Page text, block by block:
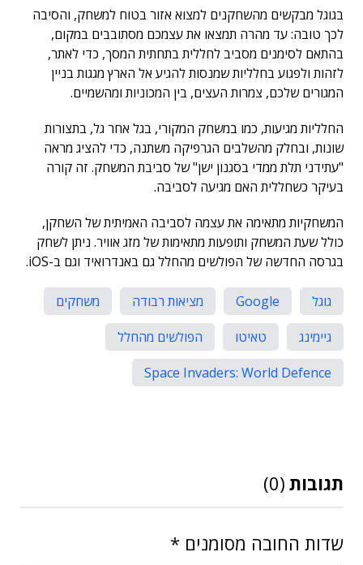
בגוגל מבקשים מהשחקנים למצוא אזור בטוח למשחק, והסיבה
לכך טובה: עד מהרה תמצאו את עצמכם מסתובבים במקום,
בהתאם לסימנים מסביב לחללית בתחתית המסך, כדי לאתר,
לזהות ולפגוע בחלליות שמנסות להגיע אל הארץ מגגות בניין
המגורים שלכם, צמרות העצים, בין המכוניות ומהשמיים.
החלליות מגיעות, כמו במשחק המקורי, בגל אחר גל, בתצורות
שונות, ובחלק מהשלבים הגרפיקה משתנה, כדי להציג מראה
"עתידני תלת ממדי בסגנון ישן" של סביבת המשחק. זה קורה
בעיקר כשחללית האם מגיעה לסביבה.
המשחקיות מתאימה את עצמה לסביבה האמיתית של השחקן,
כולל שעת המשחק ותופעות מתאימות של מזג אוויר. ניתן לשחק
בגרסה החדשה של הפולשים מהחלל גם באנדרואיד וגם ב-iOS.
גוגל Google מציאות רבודה
משחקים
גיימינג
טאיטו
הפולשים מהחלל
Space Invaders: World Defence
תגובות (0)
שדות החובה מסומנים *